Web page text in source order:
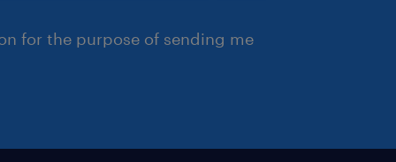
for the purpose of sending me